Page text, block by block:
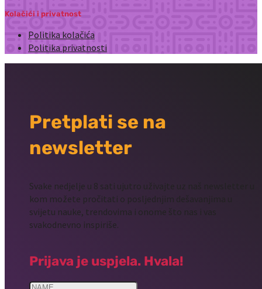
Kolačići i privatnost
Politika kolačića
Politika privatnosti
Pretplati se na
newsletter
Svake nedjelje u 8 sati ujutro uživajte uz naš newsletter u
kom možete pročitati o posljednjim dešavanjima u
svijetu nauke, trendovima i onome što nas i vas
svakodnevno inspiriše.
Prijava je uspjela. Hvala!